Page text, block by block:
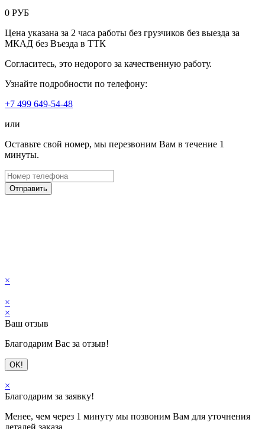
0 РУБ
Цена указана за 2 часа работы без грузчиков без выезда за
МКАД без Въезда в ТТК
Согласитесь, это недорого за качественную работу.
Узнайте подробности по телефону:
+7 499 649-54-48
или
Оставьте свой номер, мы перезвоним Вам в течение 1
минуты.
Отправить
×
×
×
Ваш отзыв
Благодарим Вас за отзыв!
OK!
×
Благодарим за заявку!
Менее, чем через 1 минуту мы позвоним Вам для уточнения